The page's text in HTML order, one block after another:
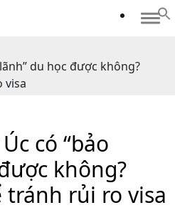
du học được không?
visa
có “bảo
không?
rủi ro visa